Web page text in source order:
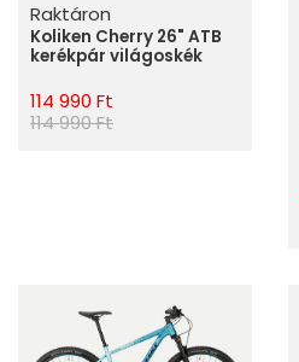
Raktáron
Koliken Cherry 26" ATB
kerékpár világoskék
114 990 Ft
114 990 Ft